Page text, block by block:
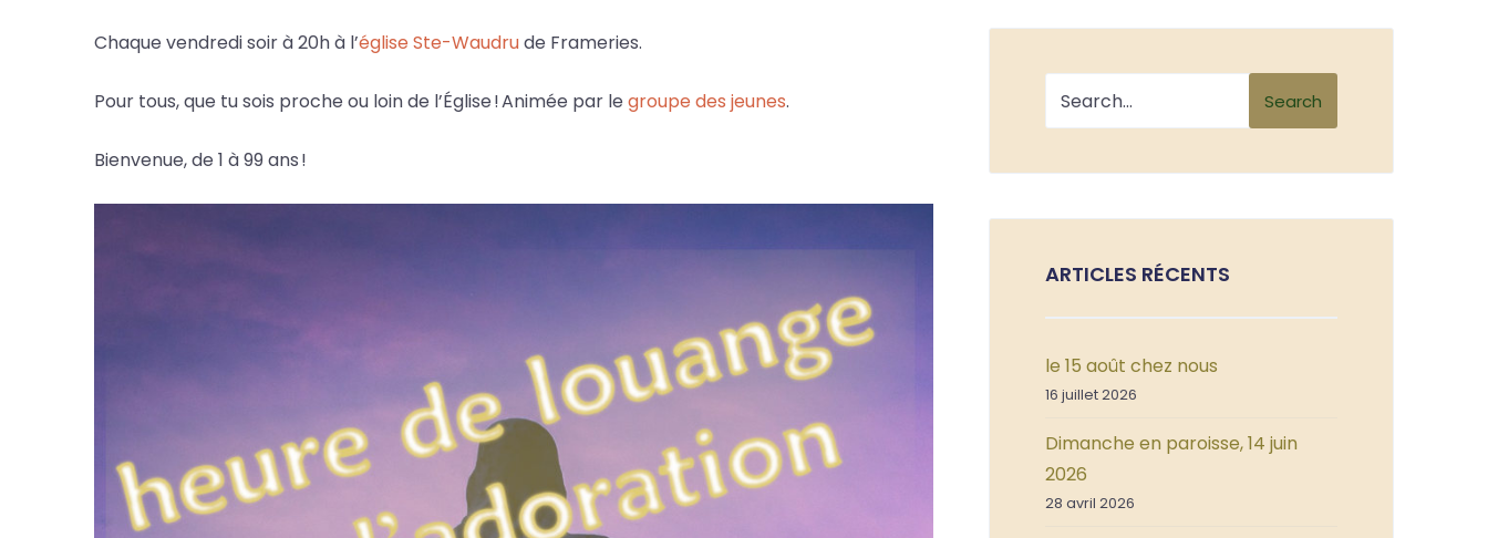
Chaque vendredi soir à 20h à l’église Ste-Waudrude Frameries.
Pour tous, que tu sois proche ou loin de l’Église ! Animée par le groupe des jeunes.
Bienvenue, de 1 à 99 ans !
Search
ARTICLES RÉCENTS
le 15 août chez nous
16 juillet 2026
Dimanche en paroisse, 14 juin
2026
28 avril 2026